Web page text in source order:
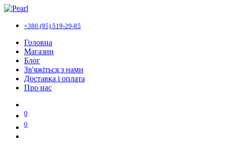
+380 (95) 519-29-85
Головна
Магазин
Блог
Зв'яжіться з нами
Доставка і оплата
Про нас
0
0